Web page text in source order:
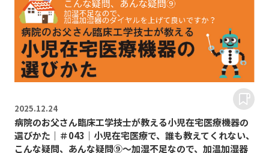
2025.12.24
病院のお父さん臨床工学技士が教える小児在宅医療機器の
選びかた｜＃043｜小児在宅医療で、誰も教えてくれない、
こんな疑問、あんな疑問⑨～加湿不足なので、加温加湿器